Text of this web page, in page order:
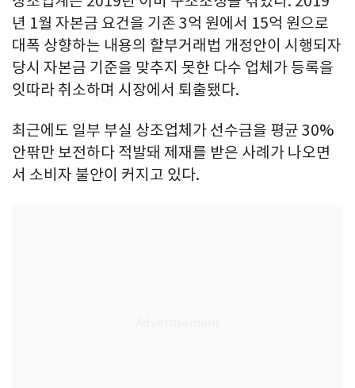
년 1월 자본금 요건을 기존 3억 원에서 15억 원으로
대폭 상향하는 내용의 할부거래법 개정안이 시행되자
당시 자본금 기준을 맞추지 못한 다수 업체가 등록을
잇따라 취소하며 시장에서 퇴출됐다.
최근에도 일부 부실 상조업체가 선수금을 평균 30%
안팎만 보전하다 적발돼 제재를 받은 사례가 나오면
서 소비자 불안이 커지고 있다.